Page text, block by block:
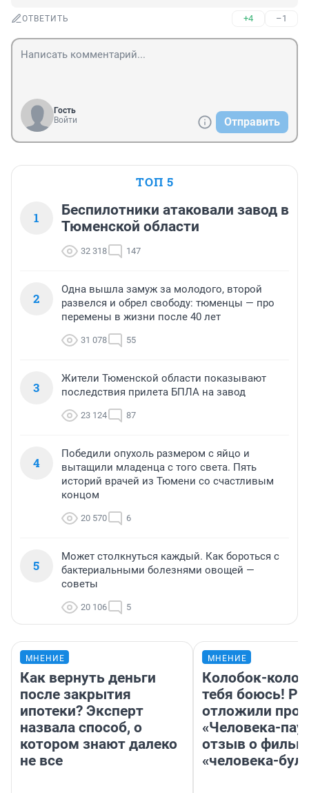
ОТВЕТИТЬ +4 –1
Гость
Войти
Отправить
ТОП 5
1
Беспилотники атаковали завод в
Тюменской области
32 318 147
2
Одна вышла замуж за молодого, второй
развелся и обрел свободу: тюменцы — про
перемены в жизни после 40 лет
31 078 55
3
Жители Тюменской области показывают
последствия прилета БПЛА на завод
23 124 87
4
Победили опухоль размером с яйцо и
вытащили младенца с того света. Пять
историй врачей из Тюмени со счастливым
концом
20 570 6
5
Может столкнуться каждый. Как бороться с
бактериальными болезнями овощей —
советы
20 106 5
МНЕНИЕ
Как вернуть деньги
после закрытия
ипотеки? Эксперт
назвала способ, о
котором знают далеко
не все
МНЕНИЕ
Колобок-
тебя боюсь!
отложили
«Человека-
отзыв о
«человека-